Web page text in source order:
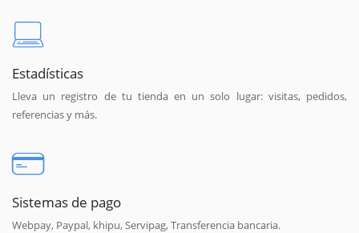
Estadísticas
Lleva un registro de tu tienda en un solo lugar: visitas, pedidos,
referencias y más.
Sistemas de pago
Webpay, Paypal, khipu, Servipag, Transferencia bancaria.